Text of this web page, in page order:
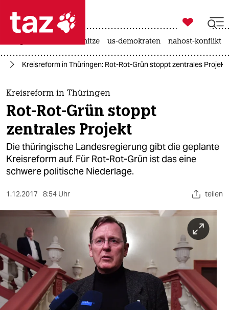
 taz zahl ich
taz zahl ich
themen
politik
öko
gesellschaft
sport
berlin
nord
wahrheit
verlag

taz zahl ich
hitze us-demokraten nahost-konflikt
Kreisreform in Thüringen: Rot-Rot-Grün stoppt zentrales Projekt
Kreisreform in Thüringen
Rot-Rot-Grün stoppt
zentrales Projekt
Die thüringische Landesregierung gibt die geplante
Kreisreform auf. Für Rot-Rot-Grün ist das eine
schwere politische Niederlage.
1.12.2017 8:54 Uhr teilen